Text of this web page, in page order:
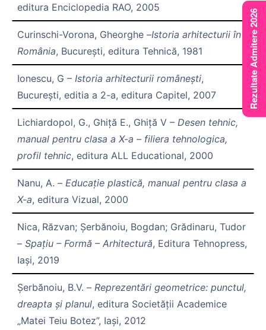
editura Enciclopedia RAO, 2005
Curinschi-Vorona, Gheorghe –Istoria arhitecturii în
România, Bucureşti, editura Tehnică, 1981
Ionescu, G – Istoria arhitecturii românești,
Bucureşti, editia a 2-a, editura Capitel, 2007
Lichiardopol, G., Ghiță E., Ghiță V – Desen tehnic,
manual pentru clasa a X-a – filiera tehnologica,
profil tehnic, editura ALL Educational, 2000
Nanu, A. – Educație plastică, manual pentru clasa a
X-a, editura Vizual, 2000
Nica, Răzvan; Șerbănoiu, Bogdan; Grădinaru, Tudor
– Spațiu – Formă – Arhitectură, Editura Tehnopress,
Iași, 2019
Șerbănoiu, B.V. – Reprezentări geometrice: punctul,
dreapta și planul, editura Societății Academice
„Matei Teiu Botez”, Iași, 2012
Rezultate Admitere 2026